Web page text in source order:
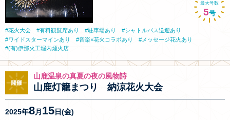
最大号数
5号
花火大会 有料観覧席あり 駐車場あり
シャトルバス送迎あり
ワイドスターマインあり
音楽×花火コラボあり
メッセージ花火あり
(有)伊那火工堀内煙火店
山鹿温泉の真夏の夜の風物詩
山鹿灯籠まつり 納涼花火大会
2025年8月 15日(金)